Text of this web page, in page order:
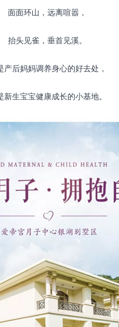
面面环山，远离喧嚣，
抬头见雀，垂首见溪。
产后妈妈调养身心的好去处，
新生宝宝健康成长的小基地。